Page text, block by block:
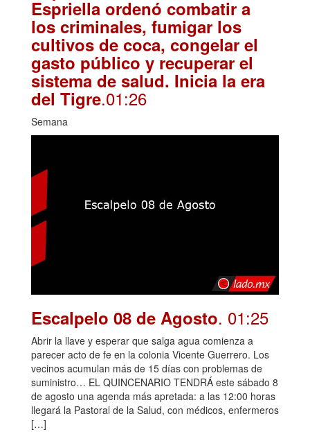
Espriella ordenó combatir a
los criminales, fumigar los
cultivos de coca, congelar el
gasto público y recuperar el
sistema de salud. Inicia la era
del Tigre.01:26
Semana
Escalpelo 08 de Agosto. 01:25
Abrir la llave y esperar que salga agua comienza a
parecer acto de fe en la colonia Vicente Guerrero. Los
vecinos acumulan más de 15 días con problemas de
suministro… EL QUINCENARIO TENDRÁ este sábado 8
de agosto una agenda más apretada: a las 12:00 horas
llegará la Pastoral de la Salud, con médicos, enfermeros
[…]